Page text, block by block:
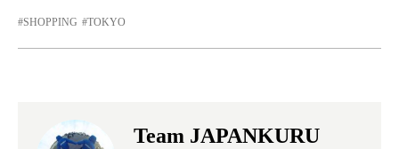
SHOPPING TOKYO
Team JAPANKURU